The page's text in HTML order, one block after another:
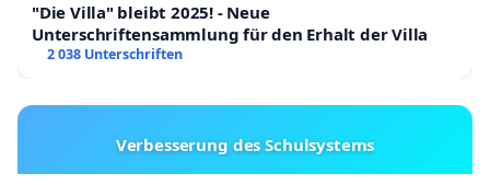
"Die Villa" bleibt 2025! - Neue
Unterschriftensammlung für den Erhalt der Villa
2 038 Unterschriften
Verbesserung des Schulsystems